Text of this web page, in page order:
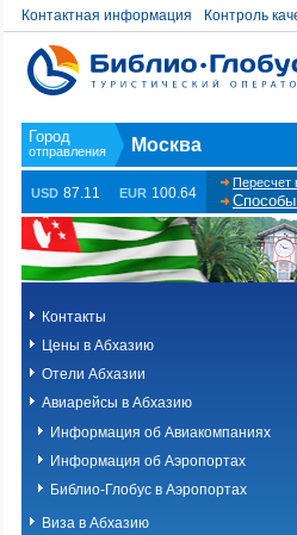
Контактная информация Контроль
Москва
USD 87.11 EUR 100.64
Пересчет
Контакты
Цены в Абхазию
Отели Абхазии
Авиарейсы в Абхазию
Информация об Авиакомпаниях
Информация об Аэропортах
Библио-Глобус в Аэропортах
Виза в Абхазию